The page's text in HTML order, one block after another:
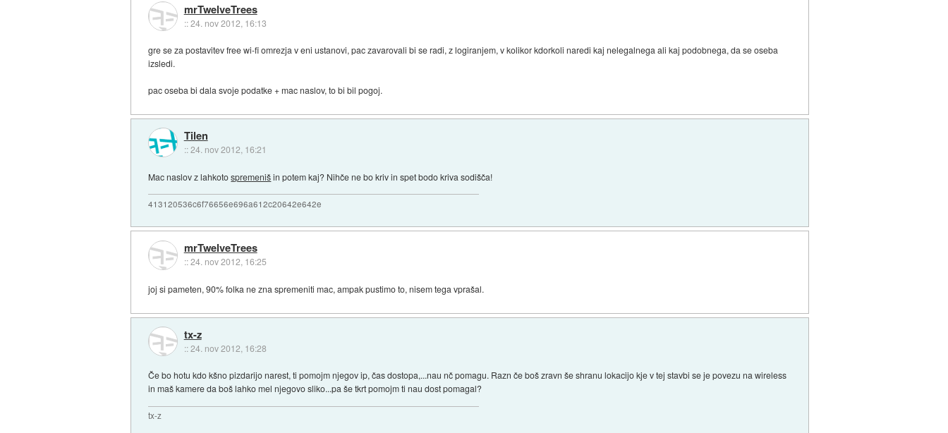
mrTwelveTrees
::24. nov 2012, 16:13
gre se za postavitev free wi-fi omrezja v eni ustanovi, pac zavarovali bi se radi, z logiranjem, v kolikor kdorkoli naredi kaj nelegalnega ali kaj podobnega, da se oseba
izsledi.
pac oseba bi dala svoje podatke + mac naslov, to bi bil pogoj.
Tilen
::24. nov 2012, 16:21
Mac naslov z lahkotospremenišin potem kaj? Nihče ne bo kriv in spet bodo kriva sodišča!
413120536c6f76656e696a612c20642e642e
mrTwelveTrees
::24. nov 2012, 16:25
joj si pameten, 90% folka ne zna spremeniti mac, ampak pustimo to, nisem tega vprašal.
tx-z
::24. nov 2012, 16:28
Če bo hotu kdo kšno pizdarijo narest, ti pomojm njegov ip, čas dostopa,...nau nč pomagu. Razn če boš zravn še shranu lokacijo kje v tej stavbi se je povezu na wireless
in maš kamere da boš lahko mel njegovo sliko...pa še tkrt pomojm ti nau dost pomagal?
tx-z